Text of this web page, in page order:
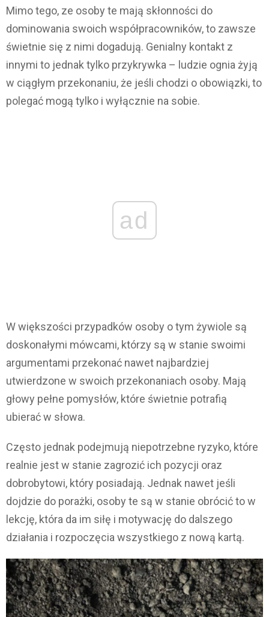
Mimo tego, ze osoby te mają skłonności do
dominowania swoich współpracowników, to zawsze
świetnie się z nimi dogadują. Genialny kontakt z
innymi to jednak tylko przykrywka – ludzie ognia żyją
w ciągłym przekonaniu, że jeśli chodzi o obowiązki, to
polegać mogą tylko i wyłącznie na sobie.
ad
W większości przypadków osoby o tym żywiole są
doskonałymi mówcami, którzy są w stanie swoimi
argumentami przekonać nawet najbardziej
utwierdzone w swoich przekonaniach osoby. Mają
głowy pełne pomysłów, które świetnie potrafią
ubierać w słowa.
Często jednak podejmują niepotrzebne ryzyko, które
realnie jest w stanie zagrozić ich pozycji oraz
dobrobytowi, który posiadają. Jednak nawet jeśli
dojdzie do porażki, osoby te są w stanie obrócić to w
lekcję, która da im siłę i motywację do dalszego
działania i rozpoczęcia wszystkiego z nową kartą.